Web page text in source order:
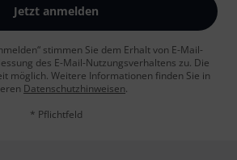
Jetzt anmelden
stimmen Sie dem Erhalt von E-Mail-
des E-Mail-Nutzungsverhaltens zu. Die
möglich. Weitere Informationen finden Sie in
Datenschutzhinweisen.
* Pflichtfeld